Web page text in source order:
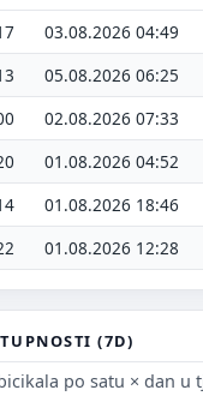
03.08.2026 04:49
05.08.2026 06:25
02.08.2026 07:33
01.08.2026 04:52
01.08.2026 18:46
01.08.2026 12:28
(7D)
po satu × dan u
mail — prijedlog možeš